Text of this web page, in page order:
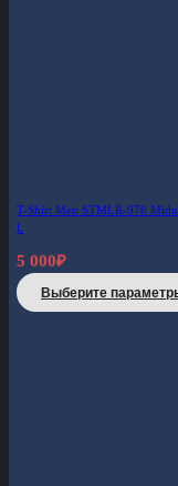
T-Shirt Men STMLR-976
L
5 000₽
Выберите